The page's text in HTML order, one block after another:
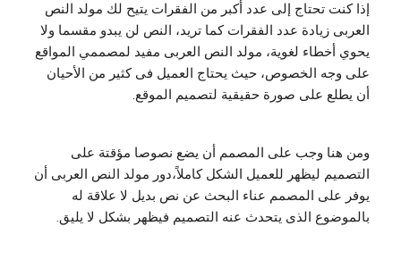
إذا كنت تحتاج إلى عدد أكبر من الفقرات يتيح لك مولد النص
العربى زيادة عدد الفقرات كما تريد، النص لن يبدو مقسما ولا
يحوي أخطاء لغوية، مولد النص العربى مفيد لمصممي المواقع
على وجه الخصوص، حيث يحتاج العميل فى كثير من الأحيان
أن يطلع على صورة حقيقية لتصميم الموقع.
ومن هنا وجب على المصمم أن يضع نصوصا مؤقتة على
التصميم ليظهر للعميل الشكل كاملاً،دور مولد النص العربى أن
يوفر على المصمم عناء البحث عن نص بديل لا علاقة له
بالموضوع الذى يتحدث عنه التصميم فيظهر بشكل لا يليق.